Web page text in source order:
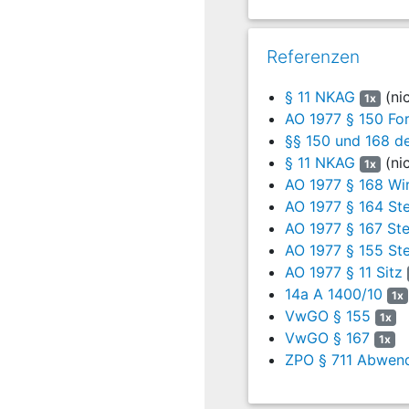
11
vorgesehenen
gleichwohl
Wirkung habe die von
Wegen der
14 Die Klage ist
15
Nach § 10 Abs.
Steuererklärung als
der Steueranmeldung
wird ein separater
Referenzen
§ 11 NKAG 1x
AO 1977 § 150
§§ 150 und 168
§ 11 NKAG
1x
AO 1977 § 168
AO 1977 § 164
AO 1977 § 167
AO 1977 § 155
AO 1977 § 11 Sitz
14a A 1400/10 1x
VwGO § 155
1x
VwGO § 167 1x
ZPO § 711